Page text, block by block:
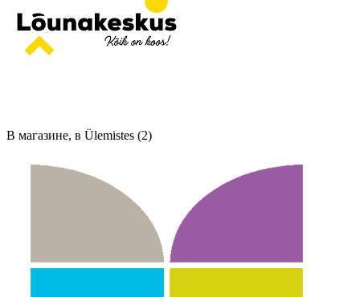
В магазине, в Ülemistes (2)